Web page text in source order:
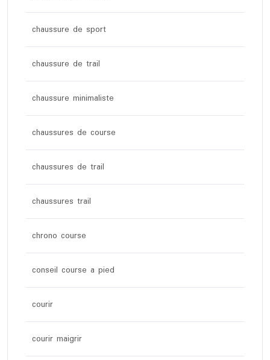
chaussure de sport
chaussure de trail
chaussure minimaliste
chaussures de course
chaussures de trail
chaussures trail
chrono course
conseil course a pied
courir
courir maigrir